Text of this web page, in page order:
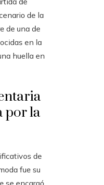
de la
de una de
en la
huella en
por la
de
fue su
se encargó